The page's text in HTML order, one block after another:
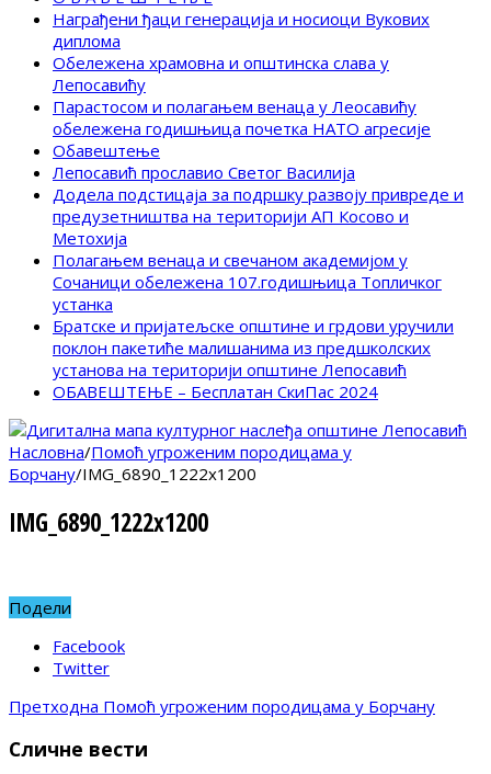
Награђени ђаци генерација и носиоци Вукових
диплома
Обележена храмовна и општинска слава у
Лепосавићу
Парастосом и полагањем венаца у Леосавићу
обележена годишњица почетка НАТО агресије
Обавештење
Лепосавић прославио Светог Василија
Додела подстицаја за подршку развоју привреде и
предузетништва на територији АП Косово и
Метохија
Полагањем венаца и свечаном академијом у
Сочаници обележена 107.годишњица Топличког
устанка
Братске и пријатељске општине и грдови уручили
поклон пакетиће малишанима из предшколских
установа на територији општине Лепосавић
ОБАВЕШТЕЊЕ – Бесплатан СкиПас 2024
Насловна/Помоћ угроженим породицама у
Борчану/IMG_6890_1222x1200
IMG_6890_1222x1200
Подели
Facebook
Twitter
Претходна Помоћ угроженим породицама у Борчану
Сличне вести